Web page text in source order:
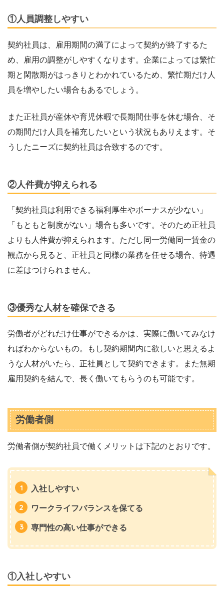
①人員調整しやすい
契約社員は、雇用期間の満了によって契約が終了するた
め、雇用の調整がしやすくなります。企業によっては繁忙
期と閑散期がはっきりとわかれているため、繁忙期だけ人
員を増やしたい場合もあるでしょう。
また正社員が産休や育児休暇で長期間仕事を休む場合、そ
の期間だけ人員を補充したいという状況もありえます。そ
うしたニーズに契約社員は合致するのです。
②人件費が抑えられる
「契約社員は利用できる福利厚生やボーナスが少ない」
「もともと制度がない」場合も多いです。そのため正社員
よりも人件費が抑えられます。ただし同一労働同一賃金の
観点から見ると、正社員と同様の業務を任せる場合、待遇
に差はつけられません。
③優秀な人材を確保できる
労働者がどれだけ仕事ができるかは、実際に働いてみなけ
ればわからないもの。もし契約期間内に欲しいと思えるよ
うな人材がいたら、正社員として契約できます。また無期
雇用契約を結んで、長く働いてもらうのも可能です。
労働者側
労働者側が契約社員で働くメリットは下記のとおりです。
入社しやすい
ワークライフバランスを保てる
専門性の高い仕事ができる
①入社しやすい